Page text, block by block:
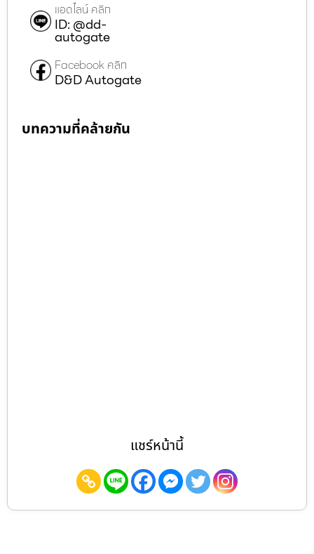
แอดไลน์ คลิก
ID: @dd-
autogate
Facebook คลิก
D&D Autogate
บทความที่คล้ายกัน
แชร์หน้านี้